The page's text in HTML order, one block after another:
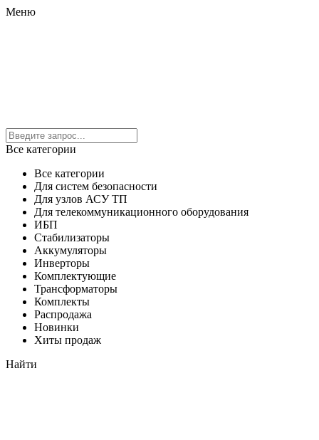
Меню
Все категории
Все категории
Для систем безопасности
Для узлов АСУ ТП
Для телекоммуникационного оборудования
ИБП
Стабилизаторы
Аккумуляторы
Инверторы
Комплектующие
Трансформаторы
Комплекты
Распродажа
Новинки
Хиты продаж
Найти